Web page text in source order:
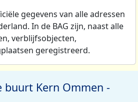
gegevens van alle adressen
In de BAG zijn, naast alle
verblijfsobjecten,
geregistreerd.
buurt Kern Ommen -